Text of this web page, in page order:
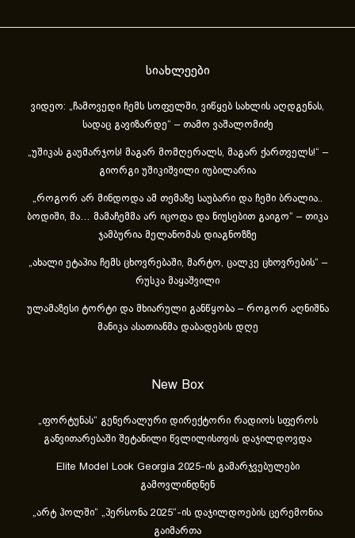
სიახლეები
ვიდეო: „ჩამოვედი ჩემს სოფელში, ვიწყებ სახლის აღდგენას,
სადაც გავიზარდე“ – თამო ვაშალომიძე
„უშიკას გაუმარჯოს! მაგარ მომღერალს, მაგარ ქართველს!“ –
გიორგი უშიკიშვილი იუბილარია
„როგორ არ მინდოდა ამ თემაზე საუბარი და ჩემი ბრალია..
ბოდიში, მა… მამაჩემმა არ იცოდა და ნიუსებით გაიგო“ – თიკა
ჯამბურია მელანომას დიაგნოზზე
„ახა­ლი ეტა­პია ჩემს ცხოვ­რე­ბა­ში, მარ­ტო, ცალ­კე ცხოვ­რე­ბის“ –
რუსკა მაყაშვილი
ულამაზესი ტორტი და მხიარული განწყობა – როგორ აღნიშნა
მანიკა ასათიანმა დაბადების დღე
New Box
„ფორტუნას“ გენერალური დირექტორი რადიოს სფეროს
განვითარებაში შეტანილი წვლილისთვის დაჯილდოვდა
Elite Model Look Georgia 2025-ის გამარჯვებულები
გამოვლინდნენ
„არტ ჰოლში“ „პერსონა 2025“-ის დაჯილდოების ცერემონია
გაიმართა